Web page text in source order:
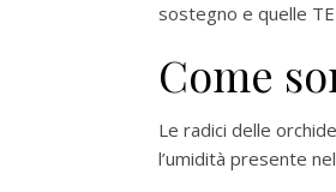
sostegno e quelle
Come
Le radici delle
l’umidità presente